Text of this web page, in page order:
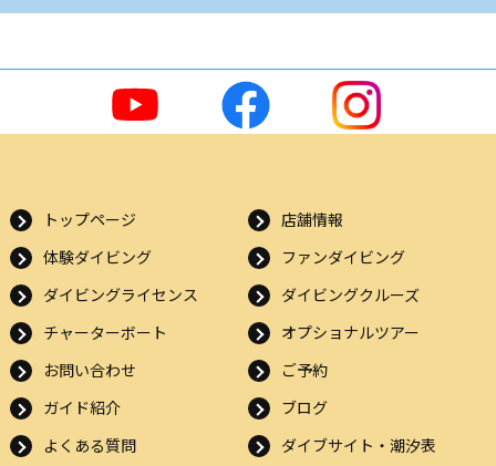
トップページ
店舗情報
体験ダイビング
ファンダイビング
ダイビングライセンス
ダイビングクルーズ
チャーターボート
オプショナルツアー
お問い合わせ
ご予約
ガイド紹介
ブログ
よくある質問
ダイブサイト・潮汐表